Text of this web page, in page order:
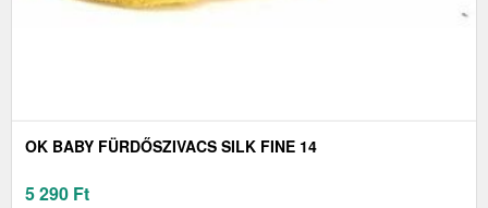
OK BABY FÜRDŐSZIVACS SILK FINE 14
5 290 Ft